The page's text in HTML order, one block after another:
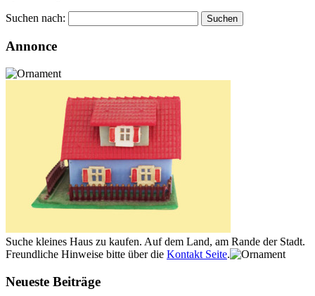
Suchen nach:
Annonce
Suche kleines Haus zu kaufen. Auf dem Land, am Rande der Stadt.
Freundliche Hinweise bitte über die Kontakt Seite.
Neueste Beiträge